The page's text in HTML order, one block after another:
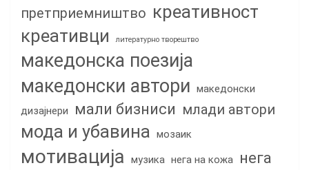
претприемништво креативност
креативци
литературно творештво
македонска поезија
македонски автори македонски
дизајнери
мали бизниси млади автори
мода и убавина мозаик
мотивација музика нега на кожа
нега